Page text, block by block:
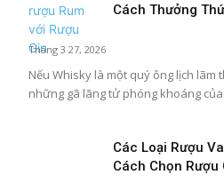
Cách Thưởng
Tháng 3 27, 2026
Nếu Whisky là một quý ông lịch lãm
những gã lãng tử phóng khoáng
Các Loại Rượu
Cách Chọn Rượu